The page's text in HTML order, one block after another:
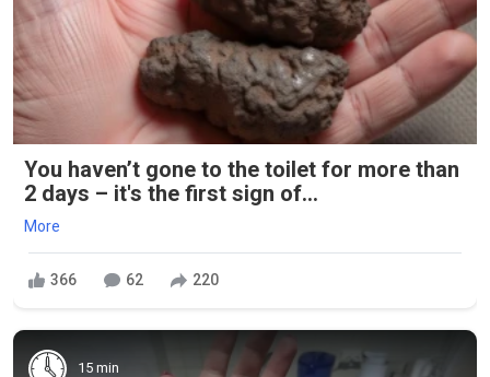
You haven’t gone to the toilet for more than
2 days – it's the first sign of...
More
366 62 220
15 min